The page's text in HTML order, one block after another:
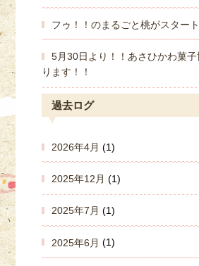
フゥ！！のまるごと桃がスター
5月30日より！！あさひかわ菓子
ります！！
過去ログ
2026年4月 (1)
2025年12月 (1)
2025年7月 (1)
2025年6月 (1)